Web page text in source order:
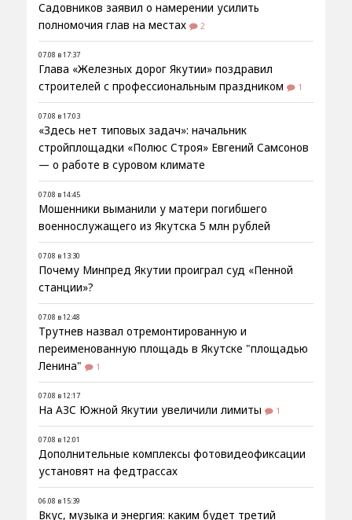
Садовников заявил о намерении усилить
полномочия глав на местах
2
07.08 в 17:37
Глава «Железных дорог Якутии» поздравил
строителей с профессиональным праздником
1
07.08 в 17:03
«Здесь нет типовых задач»: начальник
стройплощадки «Полюс Строя» Евгений Самсонов
— о работе в суровом климате
07.08 в 14:45
Мошенники выманили у матери погибшего
военнослужащего из Якутска 5 млн рублей
07.08 в 13:30
Почему Минпред Якутии проиграл суд «Пенной
станции»?
07.08 в 12:48
Трутнев назвал отремонтированную и
переименованную площадь в Якутске "площадью
Ленина"
1
07.08 в 12:17
На АЗС Южной Якутии увеличили лимиты 1
07.08 в 12:01
Дополнительные комплексы фотовидеофиксации
установят на федтрассах
06.08 в 15:39
Вкус, музыка и энергия: каким будет третий